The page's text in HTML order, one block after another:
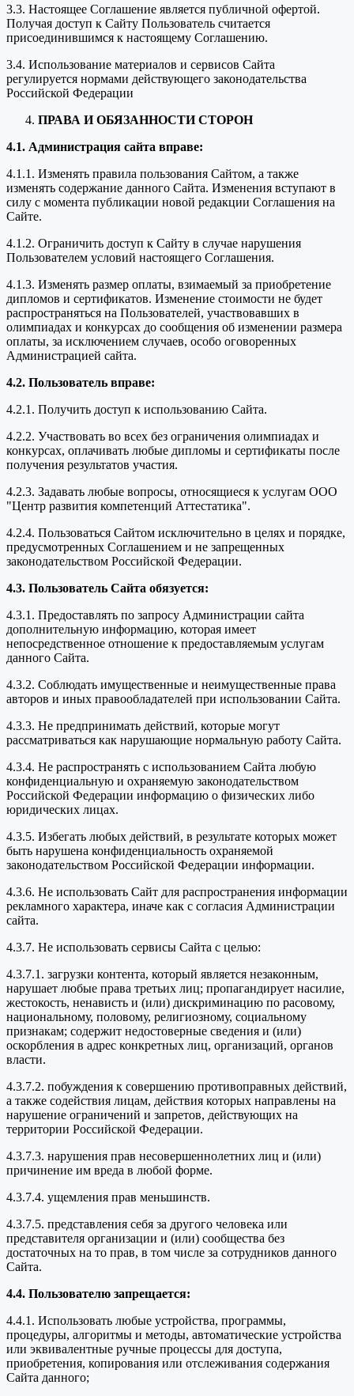
3.3. Настоящее Соглашение является публичной офертой.
Получая доступ к Сайту Пользователь считается
присоединившимся к настоящему Соглашению.
3.4. Использование материалов и сервисов Сайта
регулируется нормами действующего законодательства
Российской Федерации
ПРАВА И ОБЯЗАННОСТИ СТОРОН
4.1. Администрация сайта вправе:
4.1.1. Изменять правила пользования Сайтом, а также
изменять содержание данного Сайта. Изменения вступают в
силу с момента публикации новой редакции Соглашения на
Сайте.
4.1.2. Ограничить доступ к Сайту в случае нарушения
Пользователем условий настоящего Соглашения.
4.1.3. Изменять размер оплаты, взимаемый за приобретение
дипломов и сертификатов. Изменение стоимости не будет
распространяться на Пользователей, участвовавших в
олимпиадах и конкурсах до сообщения об изменении размера
оплаты, за исключением случаев, особо оговоренных
Администрацией сайта.
4.2. Пользователь вправе:
4.2.1. Получить доступ к использованию Сайта.
4.2.2. Участвовать во всех без ограничения олимпиадах и
конкурсах, оплачивать любые дипломы и сертификаты после
получения результатов участия.
4.2.3. Задавать любые вопросы, относящиеся к услугам ООО
"Центр развития компетенций Аттестатика".
4.2.4. Пользоваться Сайтом исключительно в целях и порядке,
предусмотренных Соглашением и не запрещенных
законодательством Российской Федерации.
4.3. Пользователь Сайта обязуется:
4.3.1. Предоставлять по запросу Администрации сайта
дополнительную информацию, которая имеет
непосредственное отношение к предоставляемым услугам
данного Сайта.
4.3.2. Соблюдать имущественные и неимущественные права
авторов и иных правообладателей при использовании Сайта.
4.3.3. Не предпринимать действий, которые могут
рассматриваться как нарушающие нормальную работу Сайта.
4.3.4. Не распространять с использованием Сайта любую
конфиденциальную и охраняемую законодательством
Российской Федерации информацию о физических либо
юридических лицах.
4.3.5. Избегать любых действий, в результате которых может
быть нарушена конфиденциальность охраняемой
законодательством Российской Федерации информации.
4.3.6. Не использовать Сайт для распространения информации
рекламного характера, иначе как с согласия Администрации
сайта.
4.3.7. Не использовать сервисы Сайта с целью:
4.3.7.1. загрузки контента, который является незаконным,
нарушает любые права третьих лиц; пропагандирует насилие,
жестокость, ненависть и (или) дискриминацию по расовому,
национальному, половому, религиозному, социальному
признакам; содержит недостоверные сведения и (или)
оскорбления в адрес конкретных лиц, организаций, органов
власти.
4.3.7.2. побуждения к совершению противоправных действий,
а также содействия лицам, действия которых направлены на
нарушение ограничений и запретов, действующих на
территории Российской Федерации.
4.3.7.3. нарушения прав несовершеннолетних лиц и (или)
причинение им вреда в любой форме.
4.3.7.4. ущемления прав меньшинств.
4.3.7.5. представления себя за другого человека или
представителя организации и (или) сообщества без
достаточных на то прав, в том числе за сотрудников данного
Сайта.
4.4. Пользователю запрещается:
4.4.1. Использовать любые устройства, программы,
процедуры, алгоритмы и методы, автоматические устройства
или эквивалентные ручные процессы для доступа,
приобретения, копирования или отслеживания содержания
Сайта данного;